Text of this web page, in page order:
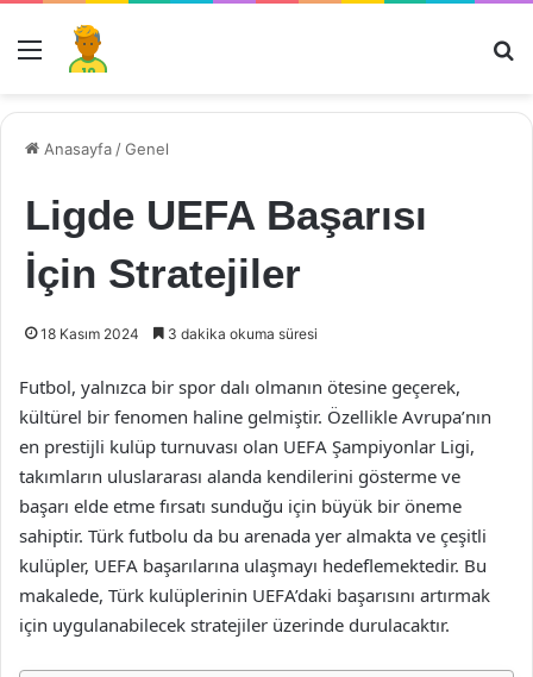
Menü
Anasayfa /Genel
Ligde UEFA Başarısı
İçin Stratejiler
18 Kasım 2024 3 dakika okuma süresi
Futbol, yalnızca bir spor dalı olmanın ötesine geçerek,
kültürel bir fenomen haline gelmiştir. Özellikle Avrupa’nın
en prestijli kulüp turnuvası olan UEFA Şampiyonlar Ligi,
takımların uluslararası alanda kendilerini gösterme ve
başarı elde etme fırsatı sunduğu için büyük bir öneme
sahiptir. Türk futbolu da bu arenada yer almakta ve çeşitli
kulüpler, UEFA başarılarına ulaşmayı hedeflemektedir. Bu
makalede, Türk kulüplerinin UEFA’daki başarısını artırmak
için uygulanabilecek stratejiler üzerinde durulacaktır.